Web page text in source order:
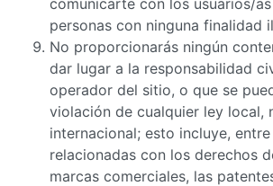
comunicarte con los usuarios/
personas con ninguna finalidad
No proporcionarás ningún
dar lugar a la responsabilidad
operador del sitio, o que se
violación de cualquier ley local,
internacional; esto incluye,
relacionadas con los derechos
marcas comerciales, las